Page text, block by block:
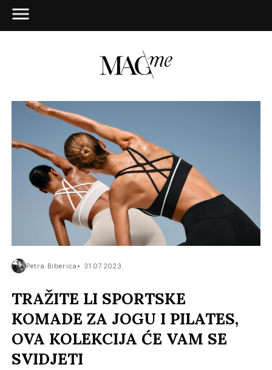
Petra Biberica 31.07.2023.
TRAŽITE LI SPORTSKE
KOMADE ZA JOGU I PILATES,
OVA KOLEKCIJA ĆE VAM SE
SVIDJETI